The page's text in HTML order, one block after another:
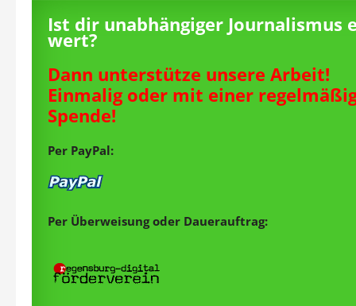
Ist dir unabhängiger Journalismus
wert?
Dann unterstütze unsere Arbeit!
Einmalig oder mit einer
Spende!
Per PayPal:
Per Überweisung oder Dauerauftrag: